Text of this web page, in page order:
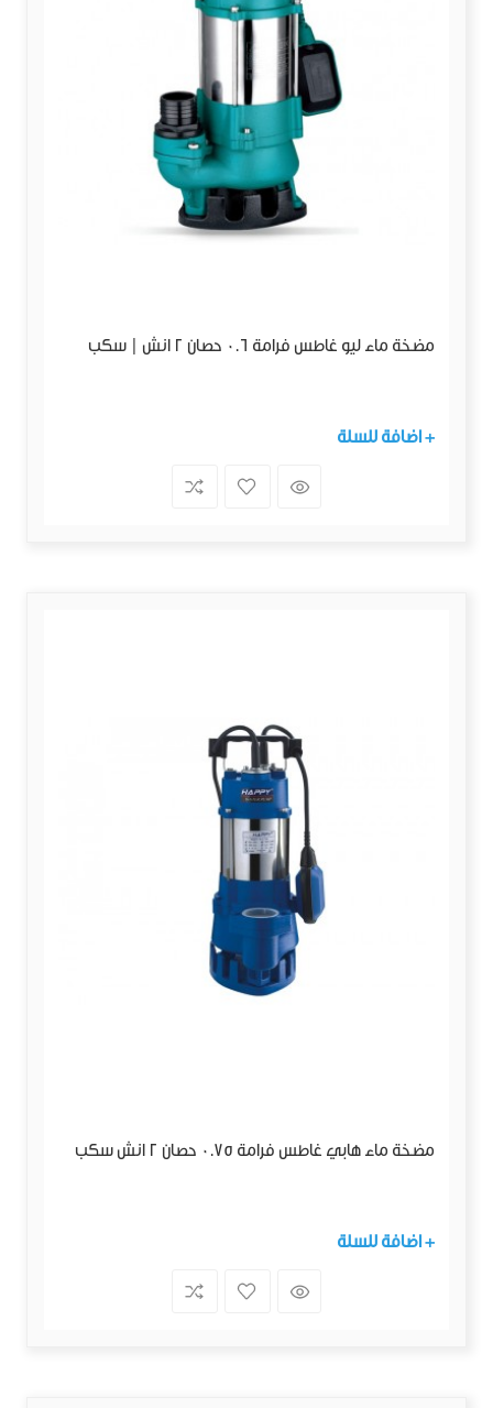
مضخة ماء ليو غاطس فرامة 0.6 حصان 2 انش | سكب
+ اضافة للسلة
مضخة ماء هابي غاطس فرامة 0.75 حصان 2 انش سكب
+ اضافة للسلة